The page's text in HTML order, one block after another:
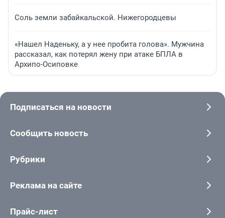
Соль земли забайкальской. Нижегородцевы
«Нашел Наденьку, а у нее пробита голова». Мужчина
рассказал, как потерял жену при атаке БПЛА в
Архипо-Осиповке
Подписаться на новости
Сообщить новость
Рубрики
Реклама на сайте
Прайс-лист